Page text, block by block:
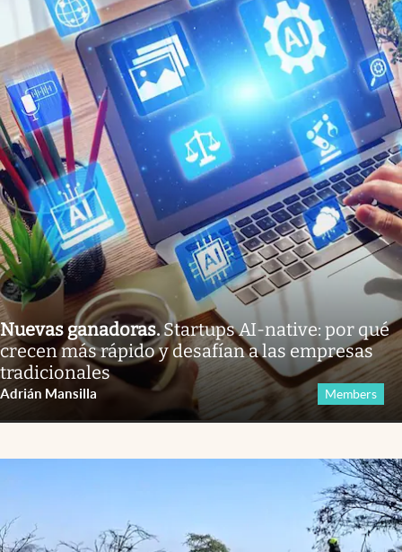
Nuevas ganadoras.Startups AI-native: por qué
crecen más rápido y desafían a las empresas
tradicionales
Adrián Mansilla Members